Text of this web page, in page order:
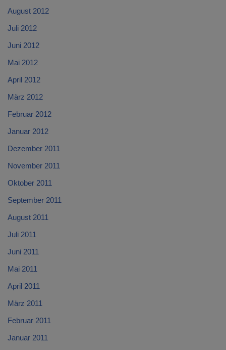
August 2012
Juli 2012
Juni 2012
Mai 2012
April 2012
März 2012
Februar 2012
Januar 2012
Dezember 2011
November 2011
Oktober 2011
September 2011
August 2011
Juli 2011
Juni 2011
Mai 2011
April 2011
März 2011
Februar 2011
Januar 2011